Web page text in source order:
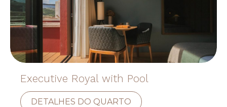
Executive Royal with Pool
DETALHES DO QUARTO